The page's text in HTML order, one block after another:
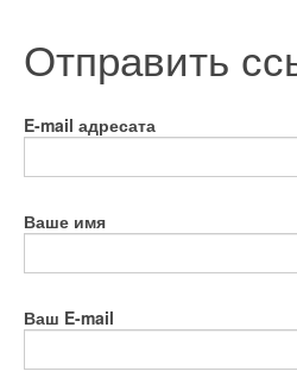
Отправить
E-mail адресата
Ваше имя
Ваш E-mail